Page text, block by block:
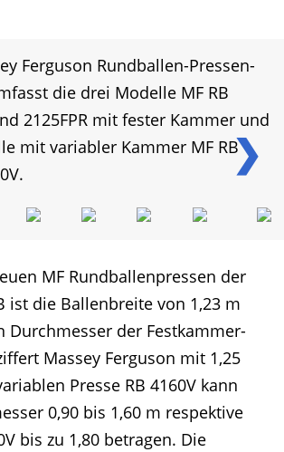
❯
Ferguson Rundballen-Pressen-
die drei Modelle MF RB
2125FPR mit fester Kammer und
mit variabler Kammer MF RB
MF Rundballenpressen der
ist die Ballenbreite von 1,23 m
Durchmesser der Festkammer-
Massey Ferguson mit 1,25
Presse RB 4160V kann
0,90 bis 1,60 m respektive
bis zu 1,80 betragen. Die